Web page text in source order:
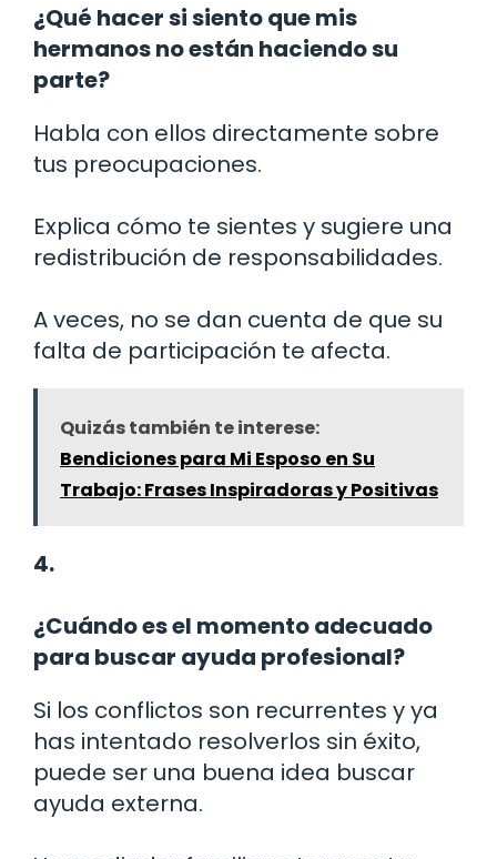
¿Qué hacer si siento que mis
hermanos no están haciendo su
parte?
Habla con ellos directamente sobre
tus preocupaciones.
Explica cómo te sientes y sugiere una
redistribución de responsabilidades.
A veces, no se dan cuenta de que su
falta de participación te afecta.
Quizás también te interese:
Bendiciones para Mi Esposo en Su
Trabajo: Frases Inspiradoras y Positivas
4.
¿Cuándo es el momento adecuado
para buscar ayuda profesional?
Si los conflictos son recurrentes y ya
has intentado resolverlos sin éxito,
puede ser una buena idea buscar
ayuda externa.